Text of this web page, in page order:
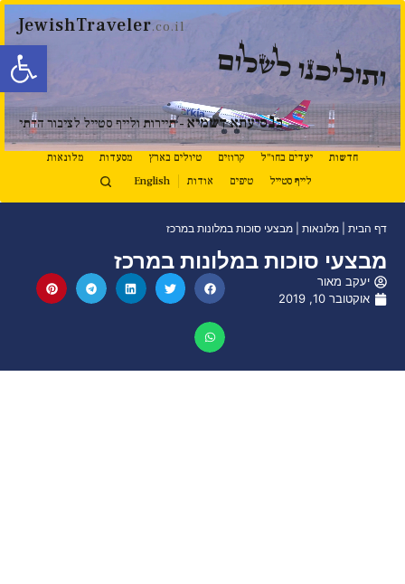
פתח
JewishTraveler.co.il
ותוליכנו לשלום
בנסיעתא דשמיא- תיירות ולייף סטייל לציבור הדתי
חדשות יעדים בחו"ל קרוזים טיולים בארץ מסעדות
מלונאות
לייף סטייל
טיפים אודות English
דף הבית מלונאות מבצעי סוכות במלונות במרכז
מבצעי סוכות במלונות במרכז
יעקב מאור
אוקטובר 10, 2019